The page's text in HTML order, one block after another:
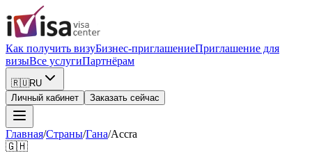
Как получить визуБизнес-приглашениеПриглашение для
визыВсе услугиПартнёрам
🇷🇺RU
Личный кабинет
Заказать сейчас
Главная/Страны/Гана/Accra
🇬🇭